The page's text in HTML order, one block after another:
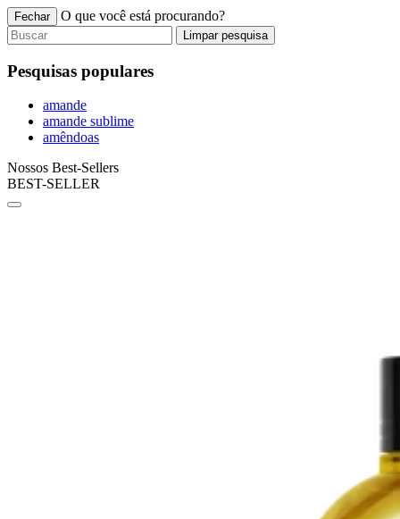
Fechar O que você está procurando?
Limpar pesquisa
Pesquisas populares
amande
amande sublime
amêndoas
Nossos Best-Sellers
BEST-SELLER